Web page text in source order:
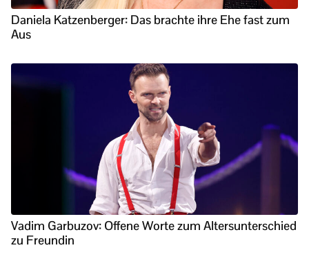
Daniela Katzenberger: Das brachte ihre Ehe fast zum
Aus
Vadim Garbuzov: Offene Worte zum Altersunterschied
zu Freundin